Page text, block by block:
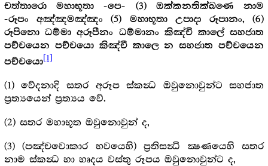
චත්තාරො මහාභූතා -පෙ- (3) ඔක්කනතික්ඛණෙ නාම
-රූපං අඤ්ඤමඤ්ඤං (5) මහාභූතා උපාදා රූපානං, (6)
රූපිනො ධම්මා අරූපීනං ධම්මානං කිඤ්චි කාලේ සහජාත
පච්චයෙන පච්චයො කිඤ්චී කාලෙ න සහජාත පච්චයෙන
පච්චයො[1]
(1) වේදනාදි සතර අරූප ස්කන්‍ධ ඔවුනොවුන්ට සහජාත
ප්‍ර‍ත්‍යයෙන් ප්‍ර‍ත්‍යය වේ.
(2) සතර මහාභූත ඔවුනොවුන් ද,
(3) (පඤ්චවොකාර භවයෙහි) ප්‍ර‍තිසන්‍ධි ක්‍ෂණයෙහි සතර
නාම ස්කන්‍ධ හා හෘදය වස්තු රූපය ඔවුනොවුන්ට ද,